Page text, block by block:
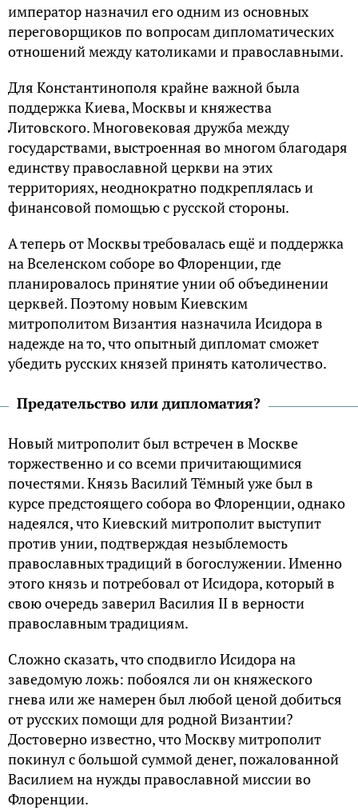
император назначил его одним из основных
переговорщиков по вопросам дипломатических
отношений между католиками и православными.
Для Константинополя крайне важной была
поддержка Киева, Москвы и княжества
Литовского. Многовековая дружба между
государствами, выстроенная во многом благодаря
единству православной церкви на этих
территориях, неоднократно подкреплялась и
финансовой помощью с русской стороны.
А теперь от Москвы требовалась ещё и поддержка
на Вселенском соборе во Флоренции, где
планировалось принятие унии об объединении
церквей. Поэтому новым Киевским
митрополитом Византия назначила Исидора в
надежде на то, что опытный дипломат сможет
убедить русских князей принять католичество.
Предательство или дипломатия?
Новый митрополит был встречен в Москве
торжественно и со всеми причитающимися
почестями. Князь Василий Тёмный уже был в
курсе предстоящего собора во Флоренции, однако
надеялся, что Киевский митрополит выступит
против унии, подтверждая незыблемость
православных традиций в богослужении. Именно
этого князь и потребовал от Исидора, который в
свою очередь заверил Василия II в верности
православным традициям.
Сложно сказать, что сподвигло Исидора на
заведомую ложь: побоялся ли он княжеского
гнева или же намерен был любой ценой добиться
от русских помощи для родной Византии?
Достоверно известно, что Москву митрополит
покинул с большой суммой денег, пожалованной
Василием на нужды православной миссии во
Флоренции.